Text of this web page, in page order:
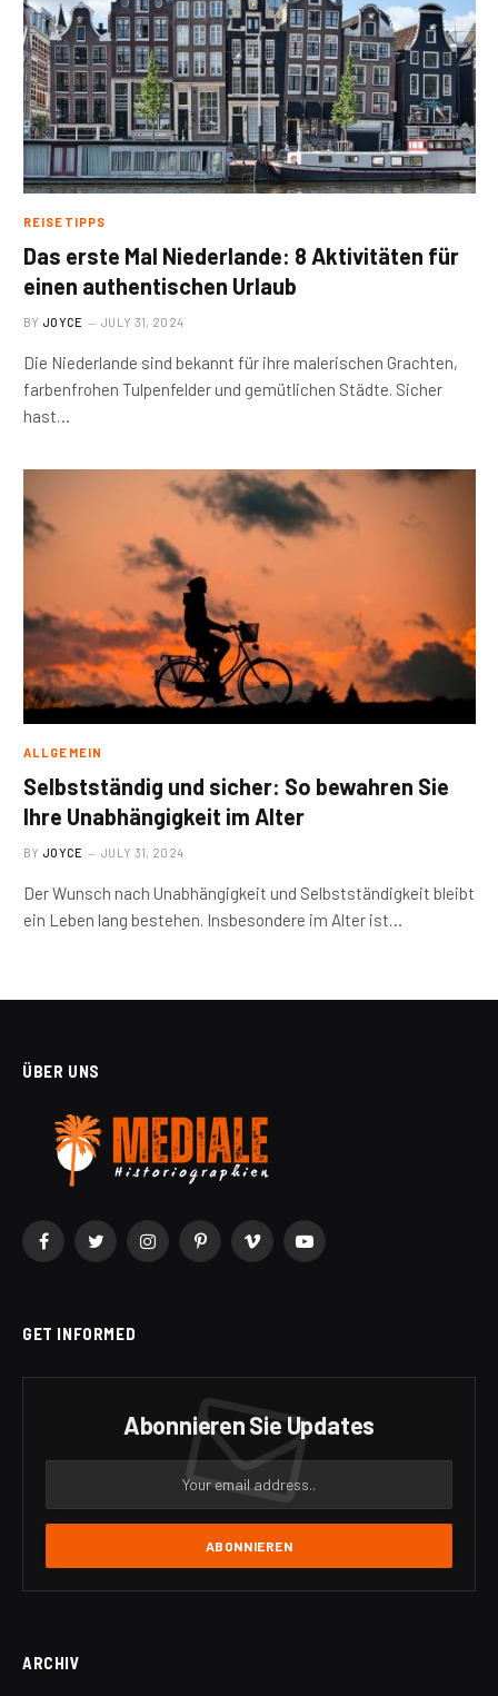
REISETIPPS
Das erste Mal Niederlande: 8 Aktivitäten für
einen authentischen Urlaub
BY JOYCE JULY 31, 2024
Die Niederlande sind bekannt für ihre malerischen Grachten,
farbenfrohen Tulpenfelder und gemütlichen Städte. Sicher
hast…
ALLGEMEIN
Selbstständig und sicher: So bewahren Sie
Ihre Unabhängigkeit im Alter
BY JOYCE JULY 31, 2024
Der Wunsch nach Unabhängigkeit und Selbstständigkeit bleibt
ein Leben lang bestehen. Insbesondere im Alter ist…
ÜBER UNS
FacebookTwitterInstagramPinterestVimeo YouTube
GET INFORMED
Abonnieren Sie Updates
ARCHIV